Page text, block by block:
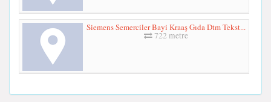
Siemens Semerciler Bayi Kraaş Gıda Dtm Tekst...
722 metre